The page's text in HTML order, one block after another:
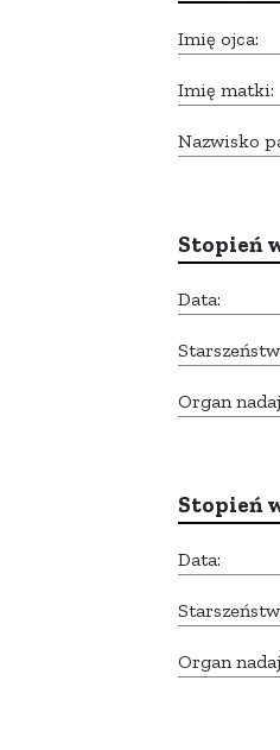
Imię ojca:
Imię matki:
Nazwisko
Stopień
Data:
Organ
Stopień
Data:
Organ